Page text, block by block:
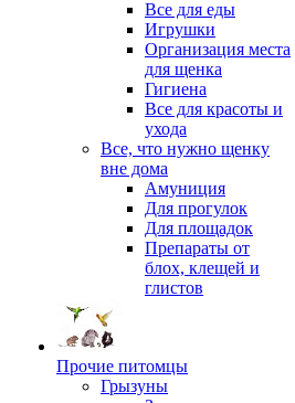
Все для еды
Игрушки
Организация места
для щенка
Гигиена
Все для красоты и
ухода
Все, что нужно щенку
вне дома
Амуниция
Для прогулок
Для площадок
Препараты от
блох, клещей и
глистов
Прочие питомцы
Грызуны